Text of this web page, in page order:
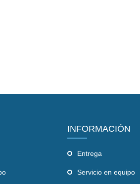
INFORMACIÓN
Entrega
Servicio en equipo